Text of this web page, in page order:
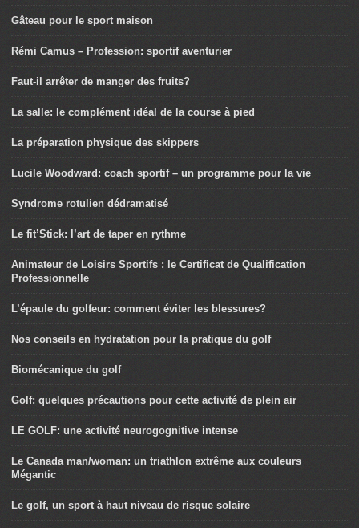
Gâteau pour le sport maison
Rémi Camus – Profession: sportif aventurier
Faut-il arrêter de manger des fruits?
La salle: le complément idéal de la course à pied
La préparation physique des skippers
Lucile Woodward: coach sportif – un programme pour la vie
Syndrome rotulien dédramatisé
Le fit’Stick: l’art de taper en rythme
Animateur de Loisirs Sportifs : le Certificat de Qualification
Professionnelle
L’épaule du golfeur: comment éviter les blessures?
Nos conseils en hydratation pour la pratique du golf
Biomécanique du golf
Golf: quelques précautions pour cette activité de plein air
LE GOLF: une activité neurogognitive intense
Le Canada man/woman: un triathlon extrême aux couleurs
Mégantic
Le golf, un sport à haut niveau de risque solaire